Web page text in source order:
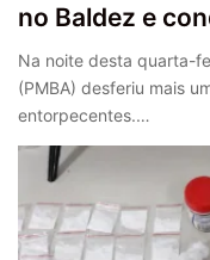
no Baldez e
Na noite desta quarta-
(PMBA) desferiu mais
entorpecentes.…